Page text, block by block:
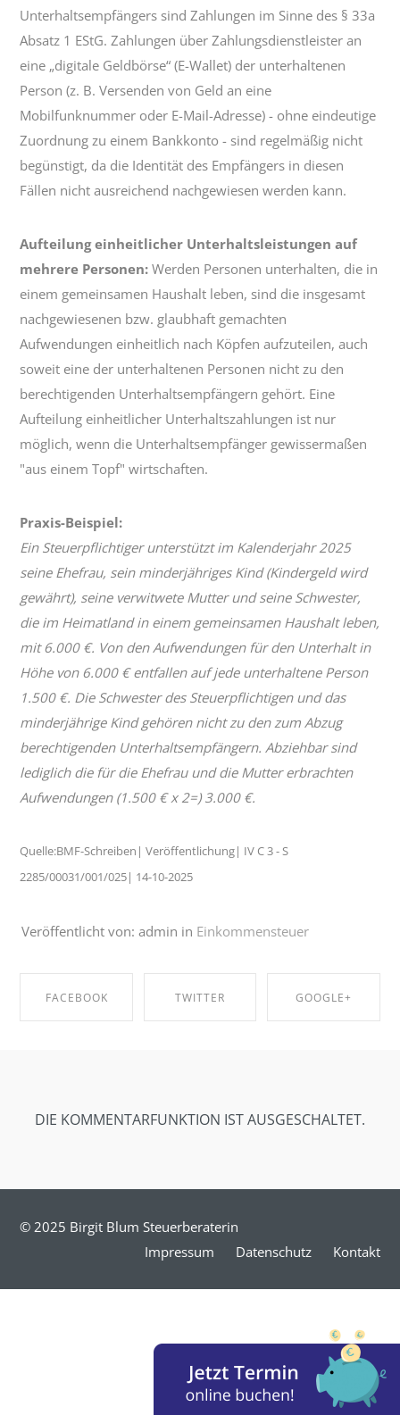
Unterhaltsempfängers sind Zahlungen im Sinne des § 33a
Absatz 1 EStG. Zahlungen über Zahlungsdienstleister an
eine „digitale Geldbörse“ (E-Wallet) der unterhaltenen
Person (z. B. Versenden von Geld an eine
Mobilfunknummer oder E-Mail-Adresse) - ohne eindeutige
Zuordnung zu einem Bankkonto - sind regelmäßig nicht
begünstigt, da die Identität des Empfängers in diesen
Fällen nicht ausreichend nachgewiesen werden kann.
Aufteilung einheitlicher Unterhaltsleistungen auf
mehrere Personen: Werden Personen unterhalten, die in
einem gemeinsamen Haushalt leben, sind die insgesamt
nachgewiesenen bzw. glaubhaft gemachten
Aufwendungen einheitlich nach Köpfen aufzuteilen, auch
soweit eine der unterhaltenen Personen nicht zu den
berechtigenden Unterhaltsempfängern gehört. Eine
Aufteilung einheitlicher Unterhaltszahlungen ist nur
möglich, wenn die Unterhaltsempfänger gewissermaßen
"aus einem Topf" wirtschaften.
Praxis-Beispiel:
Ein Steuerpflichtiger unterstützt im Kalenderjahr 2025
seine Ehefrau, sein minderjähriges Kind (Kindergeld wird
gewährt), seine verwitwete Mutter und seine Schwester,
die im Heimatland in einem gemeinsamen Haushalt leben,
mit 6.000 €. Von den Aufwendungen für den Unterhalt in
Höhe von 6.000 € entfallen auf jede unterhaltene Person
1.500 €. Die Schwester des Steuerpflichtigen und das
minderjährige Kind gehören nicht zu den zum Abzug
berechtigenden Unterhaltsempfängern. Abziehbar sind
lediglich die für die Ehefrau und die Mutter erbrachten
Aufwendungen (1.500 € x 2=) 3.000 €.
Quelle:BMF-Schreiben| Veröffentlichung| IV C 3 - S
2285/00031/001/025| 14-10-2025
Veröffentlicht von: admin in Einkommensteuer
FACEBOOK TWITTER GOOGLE+
DIE KOMMENTARFUNKTION IST AUSGESCHALTET.
© 2025 Birgit Blum Steuerberaterin
Impressum
Datenschutz Kontakt